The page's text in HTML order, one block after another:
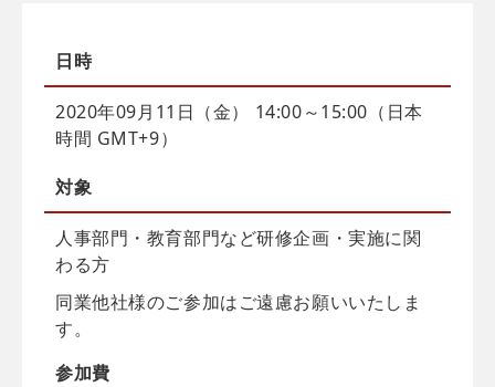
日時
2020年09月11日（金） 14:00～15:00（日本
時間 GMT+9）
対象
人事部門・教育部門など研修企画・実施に関
わる方
同業他社様のご参加はご遠慮お願いいたしま
す。
参加費